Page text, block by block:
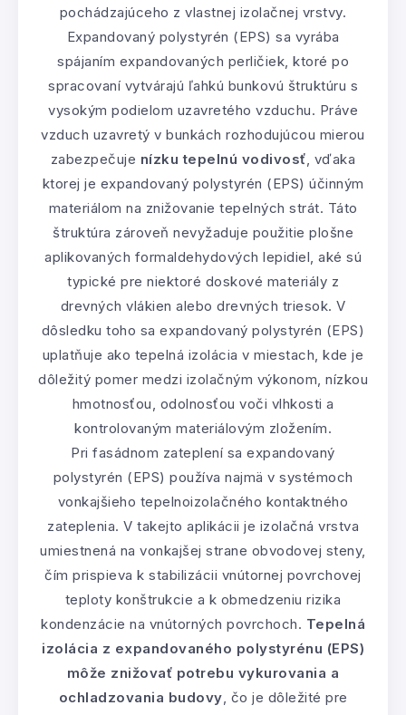
pochádzajúceho z vlastnej izolačnej vrstvy.
Expandovaný polystyrén (EPS) sa vyrába
spájaním expandovaných perličiek, ktoré po
spracovaní vytvárajú ľahkú bunkovú štruktúru s
vysokým podielom uzavretého vzduchu. Práve
vzduch uzavretý v bunkách rozhodujúcou mierou
zabezpečuje nízku tepelnú vodivosť, vďaka
ktorej je expandovaný polystyrén (EPS) účinným
materiálom na znižovanie tepelných strát. Táto
štruktúra zároveň nevyžaduje použitie plošne
aplikovaných formaldehydových lepidiel, aké sú
typické pre niektoré doskové materiály z
drevných vlákien alebo drevných triesok. V
dôsledku toho sa expandovaný polystyrén (EPS)
uplatňuje ako tepelná izolácia v miestach, kde je
dôležitý pomer medzi izolačným výkonom, nízkou
hmotnosťou, odolnosťou voči vlhkosti a
kontrolovaným materiálovým zložením.
Pri fasádnom zateplení sa expandovaný
polystyrén (EPS) používa najmä v systémoch
vonkajšieho tepelnoizolačného kontaktného
zateplenia. V takejto aplikácii je izolačná vrstva
umiestnená na vonkajšej strane obvodovej steny,
čím prispieva k stabilizácii vnútornej povrchovej
teploty konštrukcie a k obmedzeniu rizika
kondenzácie na vnútorných povrchoch. Tepelná
izolácia z expandovaného polystyrénu (EPS)
môže znižovať potrebu vykurovania a
ochladzovania budovy, čo je dôležité pre